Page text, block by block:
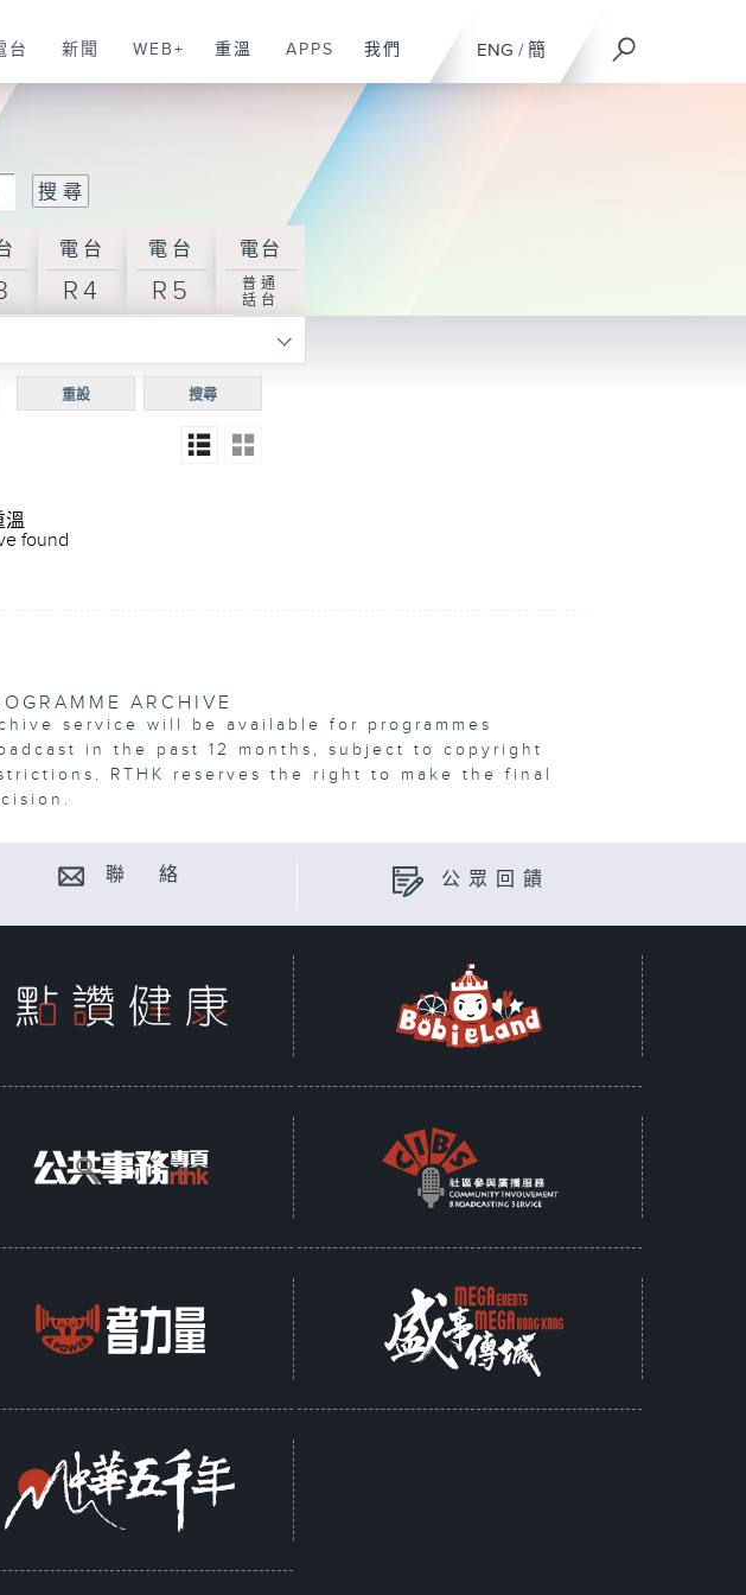
ENG / 簡
台 新聞 WEB+ 重溫 APPS 我們
電台
R4
電台
R5
電台
普通
話台
搜尋
重設
溫
found
ARCHIVE
service will be available for programmes
in the past 12 months, subject to copyright
RTHK reserves the right to make the final
聯 絡 公眾回饋